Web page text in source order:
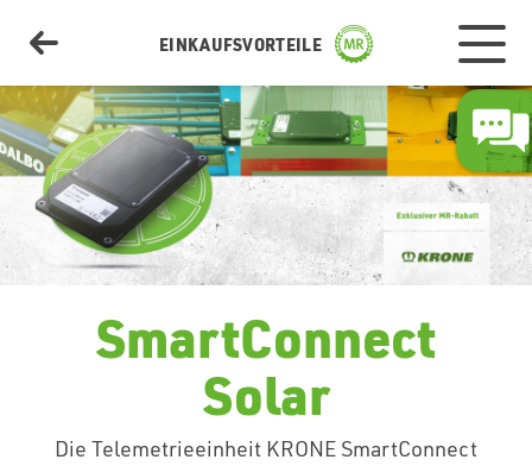
EINKAUFSVORTEILE
Aktionen
Transport & Logistik
SmartConnect
Solar
Die Telemetrieeinheit KRONE SmartConnect